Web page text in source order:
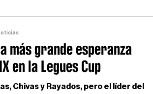
más grande esperanza
en la Legues Cup
Chivas y Rayados, pero el líder del